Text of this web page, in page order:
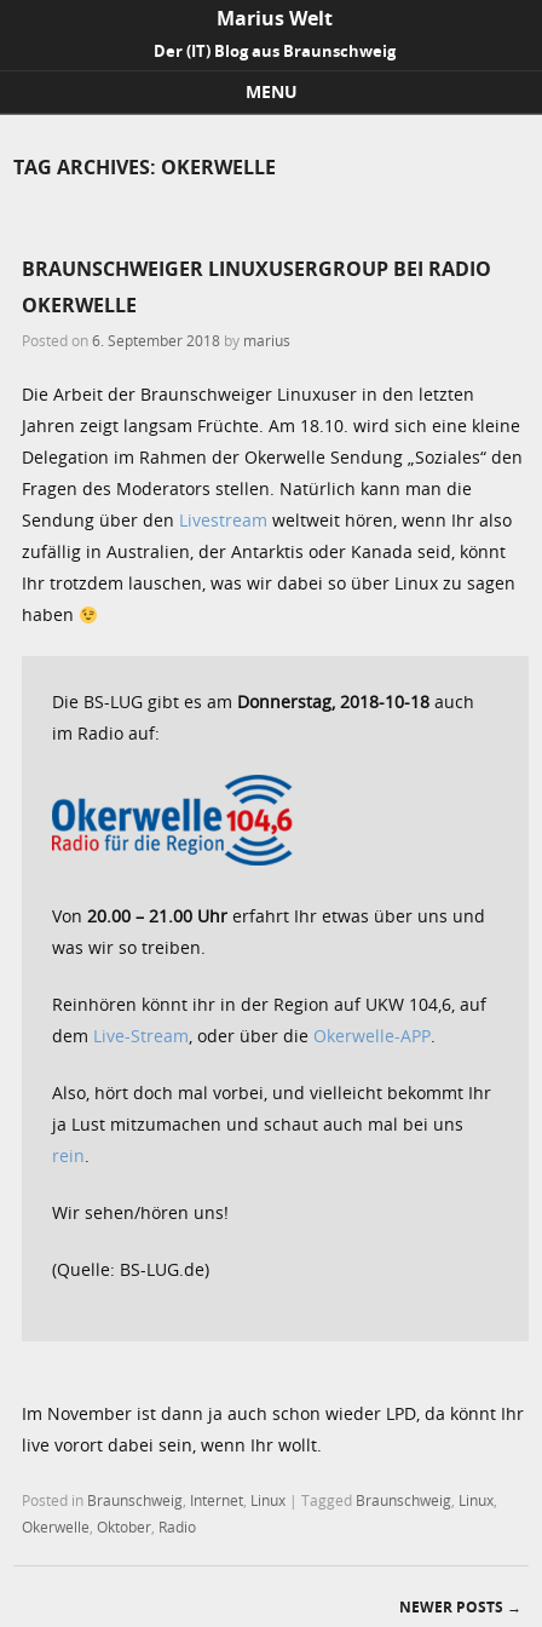
Marius Welt
Der (IT) Blog aus Braunschweig
MENU
TAG ARCHIVES: OKERWELLE
BRAUNSCHWEIGER LINUXUSERGROUP BEI RADIO
OKERWELLE
Posted on6. September 2018 by marius
Die Arbeit der Braunschweiger Linuxuser in den letzten
Jahren zeigt langsam Früchte. Am 18.10. wird sich eine kleine
Delegation im Rahmen der Okerwelle Sendung „Soziales“ den
Fragen des Moderators stellen. Natürlich kann man die
Sendung über den Livestream weltweit hören, wenn Ihr also
zufällig in Australien, der Antarktis oder Kanada seid, könnt
Ihr trotzdem lauschen, was wir dabei so über Linux zu sagen
haben
Die BS-LUG gibt es am Donnerstag, 2018-10-18 auch
im Radio auf:
Von20.00 – 21.00 Uhr erfahrt Ihr etwas über uns und
was wir so treiben.
Reinhören könnt ihr in der Region auf UKW 104,6, auf
dem Live-Stream, oder über die Okerwelle-APP.
Also, hört doch mal vorbei, und vielleicht bekommt Ihr
ja Lust mitzumachen und schaut auch mal bei uns
rein.
Wir sehen/hören uns!
(Quelle: BS-LUG.de)
Im November ist dann ja auch schon wieder LPD, da könnt Ihr
live vorort dabei sein, wenn Ihr wollt.
Posted in Braunschweig Internet Linux |Tagged Braunschweig Linux
Okerwelle ,Oktober Radio
NEWER POSTS →